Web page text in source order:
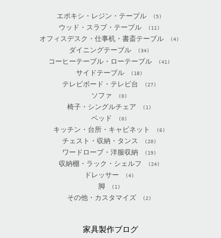
エポキシ・レジン・テーブル (5)
ウッド・スラブ・テーブル (11)
オフィスデスク・仕事机・書斎テーブル (4)
ダイニングテーブル (34)
コーヒーテーブル・ローテーブル (41)
サイドテーブル (18)
テレビボード・テレビ台 (27)
ソファ (0)
椅子・シングルチェア (1)
ベッド (0)
キッチン・台所・キャビネット (6)
チェスト・収納・タンス (20)
ワードローブ・洋服収納 (19)
収納棚・ラック・シェルフ (24)
ドレッサー (4)
脚 (1)
その他・カスタマイズ (2)
家具製作ブログ